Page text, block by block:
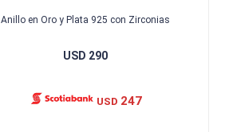
Anillo en Oro y Plata 925 con Zirconias
USD 290
USD 247